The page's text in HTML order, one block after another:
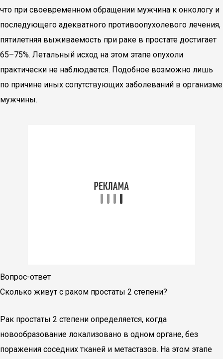
что при своевременном обращении мужчина к онкологу и
последующего адекватного противоопухолевого лечения,
пятилетняя выживаемость при раке в простате достигает
65–75%. Летальный исход на этом этапе опухоли
практически не наблюдается. Подобное возможно лишь
по причине иных сопутствующих заболеваний в организме
мужчины.
Вопрос-ответ
Сколько живут с раком простаты 2 степени?
Рак простаты 2 степени определяется, когда
новообразование локализовано в одном органе, без
поражения соседних тканей и метастазов. На этом этапе